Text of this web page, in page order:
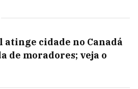
cidade no Canadá
de moradores; veja o